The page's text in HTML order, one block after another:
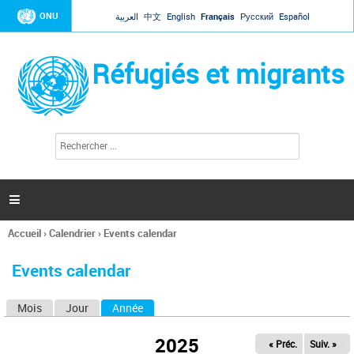
Jump to navigation
ONU العربية 中文 English Français Русский Español
Réfugiés et migrants
l
c
h
e

Vous
ici
Accueil›Calendrier› Events calendar
Events calendar
Mois Jour Année
2025 « Préc. Suiv. »